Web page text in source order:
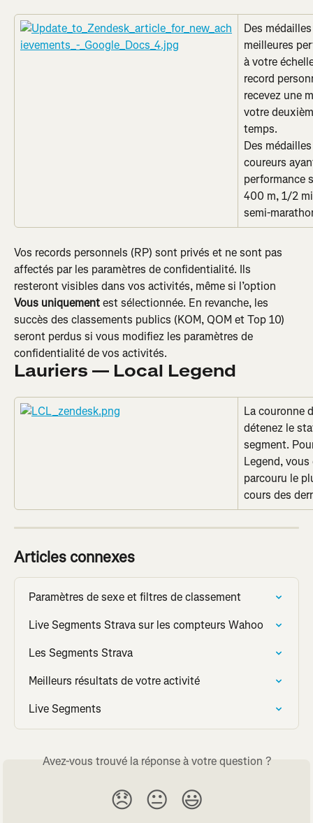
Des
meilleures
à votre
record
recevez une
votre
temps.
Des
coureurs
performance
400 m, 1/2
semi-
Vos records personnels (RP) sont privés et ne sont pas
affectés par les paramètres de confidentialité. Ils
resteront visibles dans vos activités, même si l’option
Vous uniquement est sélectionnée. En revanche, les
succès des classements publics (KOM, QOM et Top 10)
seront perdus si vous modifiez les paramètres de
confidentialité de vos activités.
Lauriers — Local Legend
La couronne
détenez le
segment.
Legend,
parcouru le
cours des
Articles connexes
Paramètres de sexe et filtres de classement
Live Segments Strava sur les compteurs Wahoo
Les Segments Strava
Meilleurs résultats de votre activité
Live Segments
Avez-vous trouvé la réponse à votre question ?
😞 😐 😃